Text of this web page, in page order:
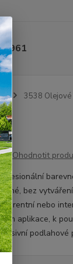
961
3538
Ohodnotit
bez
nebo
aplikace, k
podlahové